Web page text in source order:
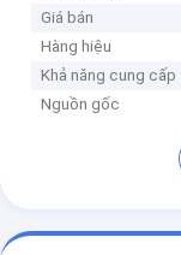
Giá bán
Hàng hiệu
Khả năng cung cấp
Nguồn gốc